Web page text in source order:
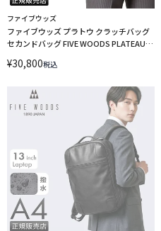
ファイブウッズ
ファイブウッズ プラトウ クラッチバッグ
セカンドバッグ FIVE WOODS PLATEAU
¥30,800税込